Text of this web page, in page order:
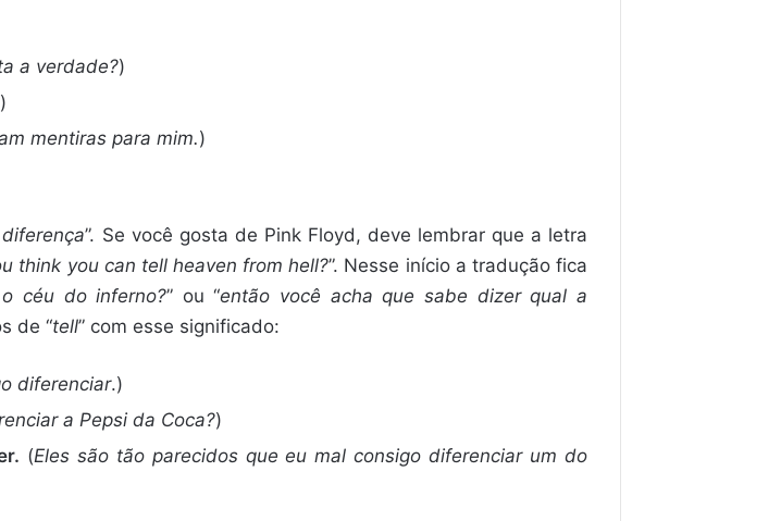
a verdade?)
)
mentiras para mim.)
”. Se você gosta de Pink Floyd, deve lembrar que a letra
think you can tell heaven from hell?”. Nesse início a tradução fica
céu do inferno?” ou “então você acha que sabe dizer qual a
de “tell” com esse significado:
diferenciar.)
a Pepsi da Coca?)
(Eles são tão parecidos que eu mal consigo diferenciar um do